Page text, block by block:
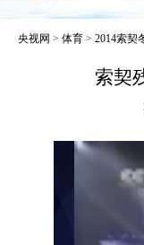
央视网 > 体育 > 2014索契
索契